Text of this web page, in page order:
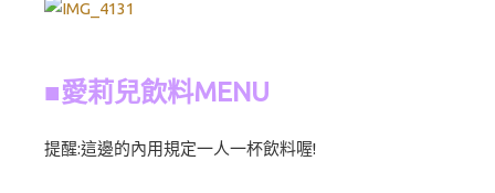
■愛莉兒飲料MENU
提醒:這邊的內用規定一人一杯飲料喔!